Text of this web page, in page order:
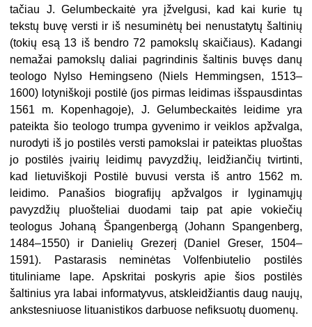
tačiau J. Gelumbeckaitė yra įžvelgusi, kad kai kurie tų
tekstų buvę versti ir iš nesuminėtų bei nenustatytų šaltinių
(tokių esą 13 iš bendro 72 pamokslų skaičiaus). Kadangi
nemažai pamokslų daliai pagrindinis šaltinis buvęs danų
teologo Nylso Hemingseno (Niels Hemmingsen, 1513–
1600) lotyniškoji postilė (jos pirmas leidimas išspausdintas
1561 m. Kopenhagoje), J. Gelumbeckaitės leidime yra
pateikta šio teologo trumpa gyvenimo ir veiklos apžvalga,
nurodyti iš jo postilės versti pamokslai ir pateiktas pluoštas
jo postilės įvairių leidimų pavyzdžių, leidžiančių tvirtinti,
kad lietuviškoji Postilė buvusi versta iš antro 1562 m.
leidimo. Panašios biografijų apžvalgos ir lyginamųjų
pavyzdžių pluošteliai duodami taip pat apie vokiečių
teologus Johaną Špangenbergą (Johann Spangenberg,
1484–1550) ir Danielių Grezerį (Daniel Greser, 1504–
1591). Pastarasis neminėtas Volfenbiutelio postilės
tituliniame lape. Apskritai poskyris apie šios postilės
šaltinius yra labai informatyvus, atskleidžiantis daug naujų,
ankstesniuose lituanistikos darbuose nefiksuotų duomenų.